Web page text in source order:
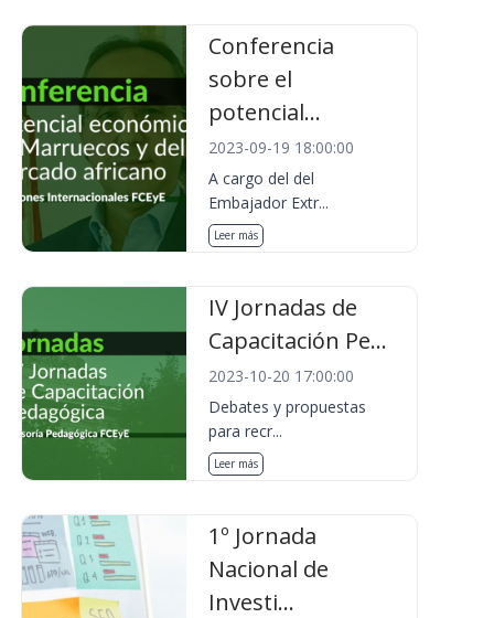
Conferencia
sobre el
potencial...
2023-09-19 18:00:00
A cargo del del
Embajador Extr...
Leer más
IV Jornadas de
Capacitación Pe...
2023-10-20 17:00:00
Debates y propuestas
para recr...
Leer más
1º Jornada
Nacional de
Investi...